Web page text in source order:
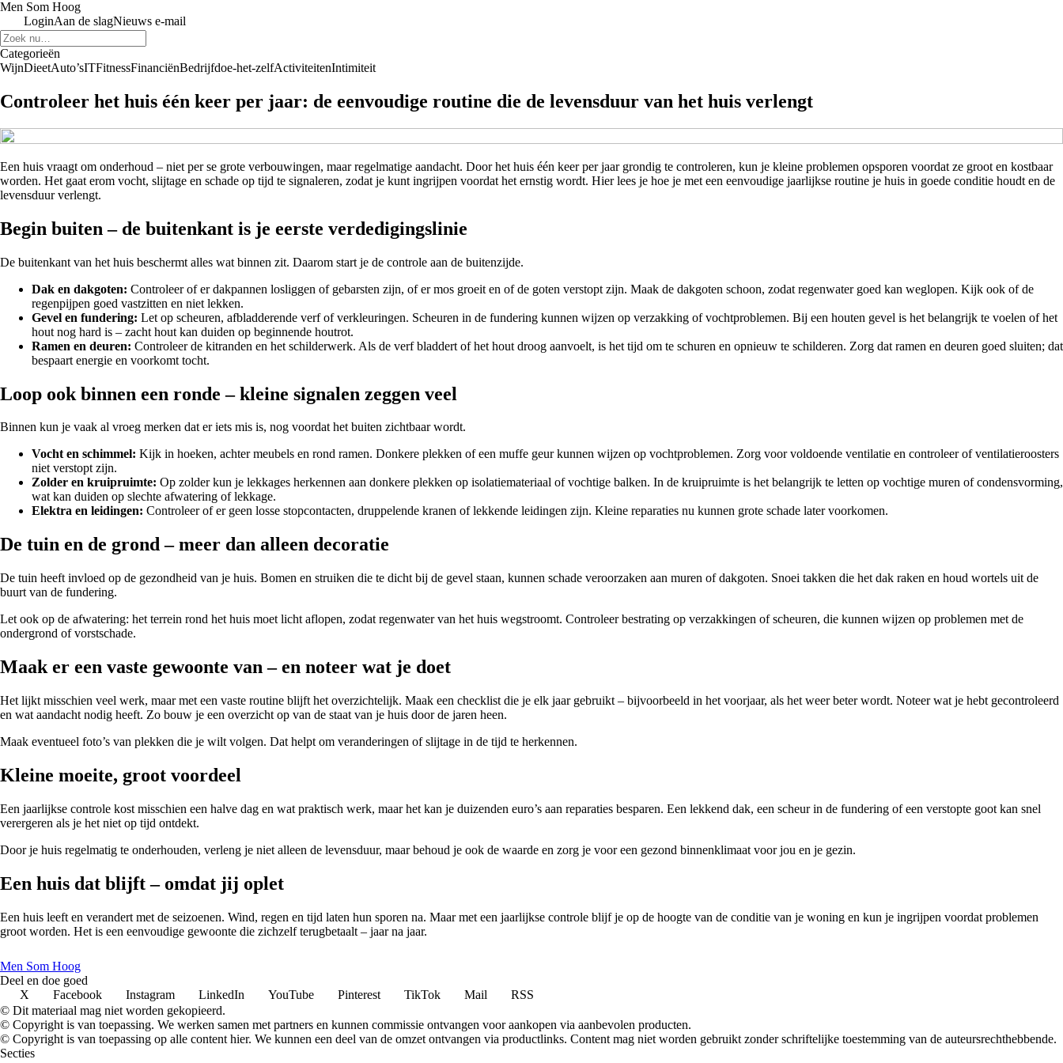
Men Som Hoog
LoginAan de slagNieuws e-mail
Categorieën
WijnDieetAuto’sITFitnessFinanciënBedrijfdoe-het-zelfActiviteitenIntimiteit
Controleer het huis één keer per jaar: de eenvoudige routine die de levensduur van het huis verlengt
Een huis vraagt om onderhoud – niet per se grote verbouwingen, maar regelmatige aandacht. Door het huis één keer per jaar grondig te controleren, kun je kleine problemen opsporen voordat ze groot en kostbaar
worden. Het gaat erom vocht, slijtage en schade op tijd te signaleren, zodat je kunt ingrijpen voordat het ernstig wordt. Hier lees je hoe je met een eenvoudige jaarlijkse routine je huis in goede conditie houdt en de
levensduur verlengt.
Begin buiten – de buitenkant is je eerste verdedigingslinie
De buitenkant van het huis beschermt alles wat binnen zit. Daarom start je de controle aan de buitenzijde.
Dak en dakgoten: Controleer of er dakpannen losliggen of gebarsten zijn, of er mos groeit en of de goten verstopt zijn. Maak de dakgoten schoon, zodat regenwater goed kan weglopen. Kijk ook of de
regenpijpen goed vastzitten en niet lekken.
Gevel en fundering: Let op scheuren, afbladderende verf of verkleuringen. Scheuren in de fundering kunnen wijzen op verzakking of vochtproblemen. Bij een houten gevel is het belangrijk te voelen of het
hout nog hard is – zacht hout kan duiden op beginnende houtrot.
Ramen en deuren: Controleer de kitranden en het schilderwerk. Als de verf bladdert of het hout droog aanvoelt, is het tijd om te schuren en opnieuw te schilderen. Zorg dat ramen en deuren goed sluiten; dat
bespaart energie en voorkomt tocht.
Loop ook binnen een ronde – kleine signalen zeggen veel
Binnen kun je vaak al vroeg merken dat er iets mis is, nog voordat het buiten zichtbaar wordt.
Vocht en schimmel: Kijk in hoeken, achter meubels en rond ramen. Donkere plekken of een muffe geur kunnen wijzen op vochtproblemen. Zorg voor voldoende ventilatie en controleer of ventilatieroosters
niet verstopt zijn.
Zolder en kruipruimte: Op zolder kun je lekkages herkennen aan donkere plekken op isolatiemateriaal of vochtige balken. In de kruipruimte is het belangrijk te letten op vochtige muren of condensvorming,
wat kan duiden op slechte afwatering of lekkage.
Elektra en leidingen: Controleer of er geen losse stopcontacten, druppelende kranen of lekkende leidingen zijn. Kleine reparaties nu kunnen grote schade later voorkomen.
De tuin en de grond – meer dan alleen decoratie
De tuin heeft invloed op de gezondheid van je huis. Bomen en struiken die te dicht bij de gevel staan, kunnen schade veroorzaken aan muren of dakgoten. Snoei takken die het dak raken en houd wortels uit de
buurt van de fundering.
Let ook op de afwatering: het terrein rond het huis moet licht aflopen, zodat regenwater van het huis wegstroomt. Controleer bestrating op verzakkingen of scheuren, die kunnen wijzen op problemen met de
ondergrond of vorstschade.
Maak er een vaste gewoonte van – en noteer wat je doet
Het lijkt misschien veel werk, maar met een vaste routine blijft het overzichtelijk. Maak een checklist die je elk jaar gebruikt – bijvoorbeeld in het voorjaar, als het weer beter wordt. Noteer wat je hebt gecontroleerd
en wat aandacht nodig heeft. Zo bouw je een overzicht op van de staat van je huis door de jaren heen.
Maak eventueel foto’s van plekken die je wilt volgen. Dat helpt om veranderingen of slijtage in de tijd te herkennen.
Kleine moeite, groot voordeel
Een jaarlijkse controle kost misschien een halve dag en wat praktisch werk, maar het kan je duizenden euro’s aan reparaties besparen. Een lekkend dak, een scheur in de fundering of een verstopte goot kan snel
verergeren als je het niet op tijd ontdekt.
Door je huis regelmatig te onderhouden, verleng je niet alleen de levensduur, maar behoud je ook de waarde en zorg je voor een gezond binnenklimaat voor jou en je gezin.
Een huis dat blijft – omdat jij oplet
Een huis leeft en verandert met de seizoenen. Wind, regen en tijd laten hun sporen na. Maar met een jaarlijkse controle blijf je op de hoogte van de conditie van je woning en kun je ingrijpen voordat problemen
groot worden. Het is een eenvoudige gewoonte die zichzelf terugbetaalt – jaar na jaar.
Men Som Hoog
Deel en doe goed
X
Facebook Instagram LinkedIn YouTube Pinterest TikTok Mail
RSS
© Dit materiaal mag niet worden gekopieerd.
© Copyright is van toepassing. We werken samen met partners en kunnen commissie ontvangen voor aankopen via aanbevolen producten.
© Copyright is van toepassing op alle content hier. We kunnen een deel van de omzet ontvangen via productlinks. Content mag niet worden gebruikt zonder schriftelijke toestemming van de auteursrechthebbende.
Secties